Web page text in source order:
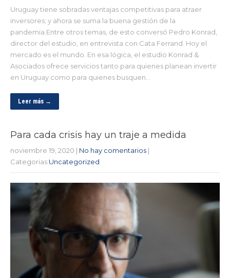
Uruguay tiene sobradas ventajas competitivas para atraer
inversores; y ahora se suma la buena gestión de la
pandemia.Entre otros temas, de esto conversó Pedro Konrad,
director del estudio, en entrevista con Cata Ferrand. Hoy el
mercado es el mundo. En esa lógica, el estudio Konrad &
Asociados ofrece servicios tanto para quienes planean invertir
en Uruguay como para quienes busquen…
Leer más →
Para cada crisis hay un traje a medida
noviembre 19, 2020 | No hay comentarios |
Categorias:Uncategorized